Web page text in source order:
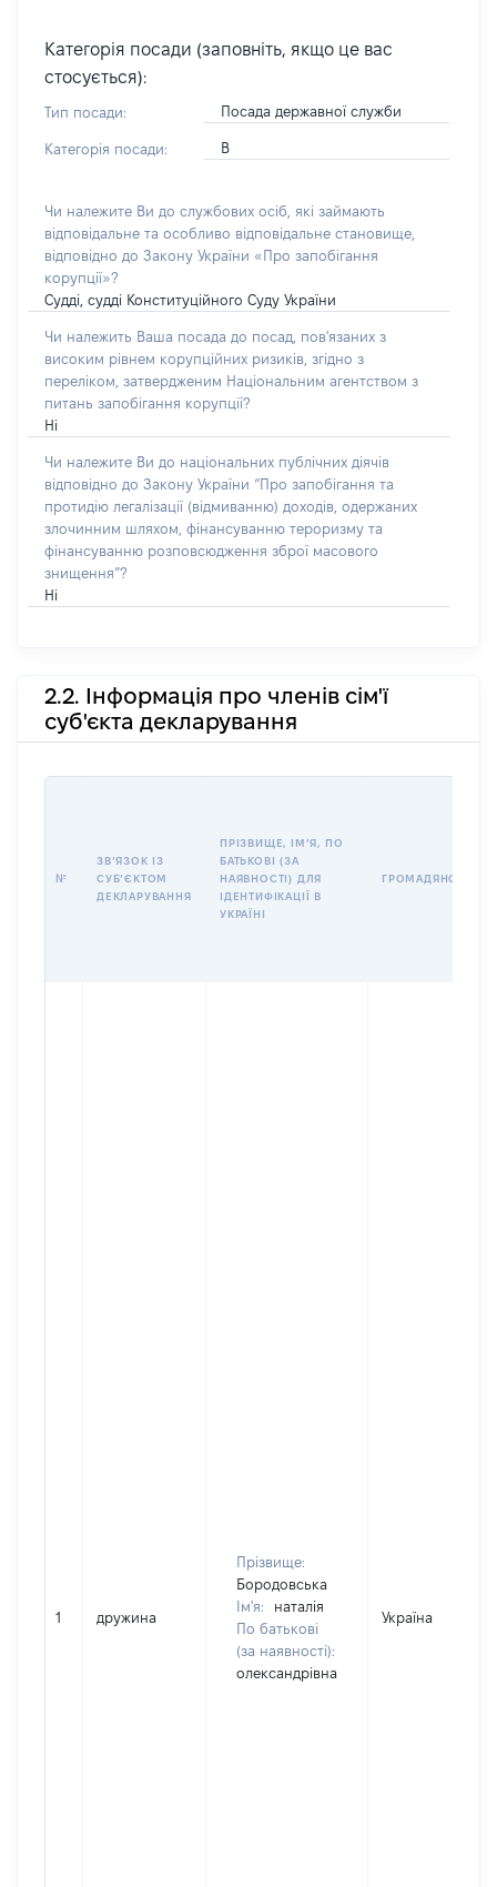
Категорія посади (заповніть, якщо це вас
стосується):
Тип посади: Посада державної служби
Категорія посади: В
Чи належите Ви до службових осіб, які займають
відповідальне та особливо відповідальне становище,
відповідно до Закону України «Про запобігання
корупції»?
Судді, судді Конституційного Суду України
Чи належить Ваша посада до посад, пов'язаних з
високим рівнем корупційних ризиків, згідно з
переліком, затвердженим Національним агентством з
питань запобігання корупції?
Ні
Чи належите Ви до національних публічних діячів
відповідно до Закону України “Про запобігання та
протидію легалізації (відмиванню) доходів, одержаних
злочинним шляхом, фінансуванню тероризму та
фінансуванню розповсюдження зброї масового
знищення”?
Ні
2.2. Інформація про членів сім'ї
суб'єкта декларування
№
ЗВʼЯЗОК ІЗ
СУБʼЄКТОМ
ДЕКЛАРУВАННЯ
ПРІЗВИЩЕ, ІМʼЯ, ПО
БАТЬКОВІ (ЗА
НАЯВНОСТІ) ДЛЯ
ІДЕНТИФІКАЦІЇ В
УКРАЇНІ
ГРОМАДЯНСТВО
1 дружина
Прізвище:
Бородовська
Ім'я:
наталія
По батькові
(за наявності):
олександрівна
Україна